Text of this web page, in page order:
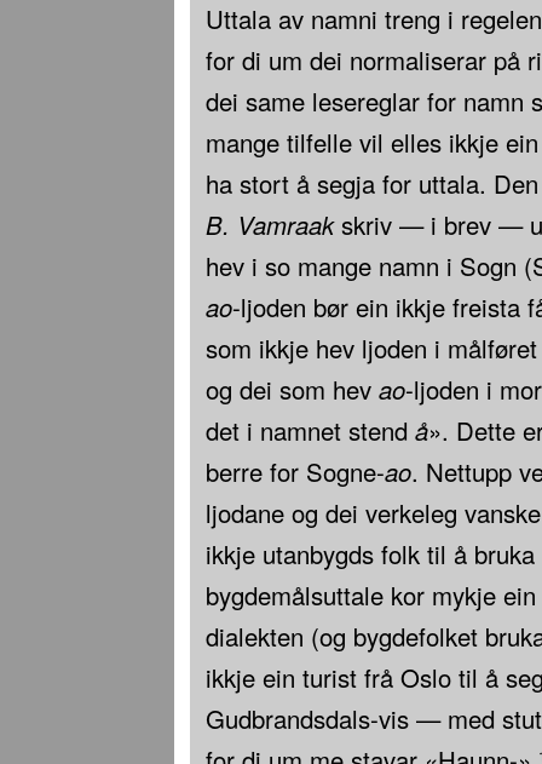
Uttala av namni treng i
for di um dei normaliserar på
dei same lesereglar for
mange tilfelle vil elles ikkje
ha stort å segja for uttala.
B. Vamraakskriv — i brev —
hev i so mange namn i Sogn
ao-ljoden bør ein ikkje freista
som ikkje hev ljoden i
og dei som hev ao-ljoden i
det i namnet stend å». Dette
berre for Sogne-ao. Nettupp
ljodane og dei verkeleg
ikkje utanbygds folk til å
bygdemålsuttale kor mykje
dialekten (og bygdefolket
ikkje ein turist frå Oslo til å
Gudbrandsdals-vis — med